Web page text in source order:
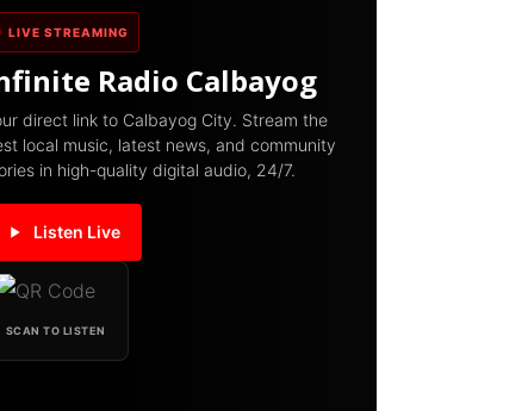
LIVE STREAMING
Radio Calbayog
direct link to Calbayog City. Stream the
local music, latest news, and community
in high-quality digital audio, 24/7.
Listen Live
SCAN TO LISTEN